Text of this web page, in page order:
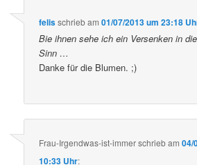
felisschriebam01/07/2013 um 23:18
Bie ihnen sehe ich ein Versenken in
Sinn …
Danke für die Blumen. ;)
Frau-Irgendwas-ist-immerschriebam04/
10:33 Uhr: